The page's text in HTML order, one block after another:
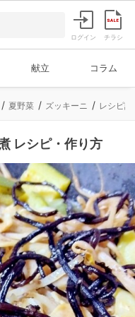
ログイン チラシ
献立 コラム
夏野菜 ズッキーニ レシピ詳
レシピ・作り方